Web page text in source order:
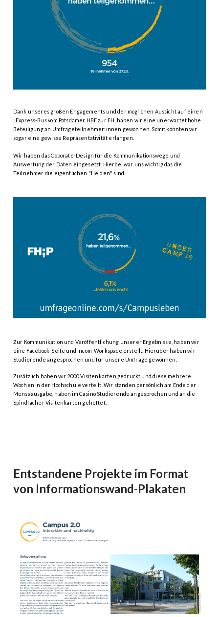
Dank unseres großen Engagements und der möglichen Aussicht auf einen
"Express-Bus vom Potsdamer HBF zur FH, haben wir eine unerwartet hohe
Beteiligung an Umfrageteilnehmer:innen gewonnen. Somit konnten wir
sogar eine gewisse Repräsentativität erlangen.
Wir haben das Coporate-Design für die Kommunikationswege und
Auswertung der Daten eingesetzt. Hierbei war uns wichtig das die
Teilnehmer die eigentlichen "Helden" sind.
Zur Kommunikation und Veröffentlichung unserer Ergebnisse, haben wir
eine Facebook-Seite und Incom-Workspace erstellt. Hierüber haben wir
Studierende angesprochen und für unsere Umfrage gewonnen.
Zusätzlich haben wir 2000 Visitenkarten gedruckt und diese mehrere
Wochen in der Hochschule verteilt. Wir standen persönlich am Ende der
Mensaausgabe, haben im Casino Studierende angesprochen und an die
Spindfächer Visitenkarten geheftet.
Entstandene Projekte im Format
von Informationswand-Plakaten